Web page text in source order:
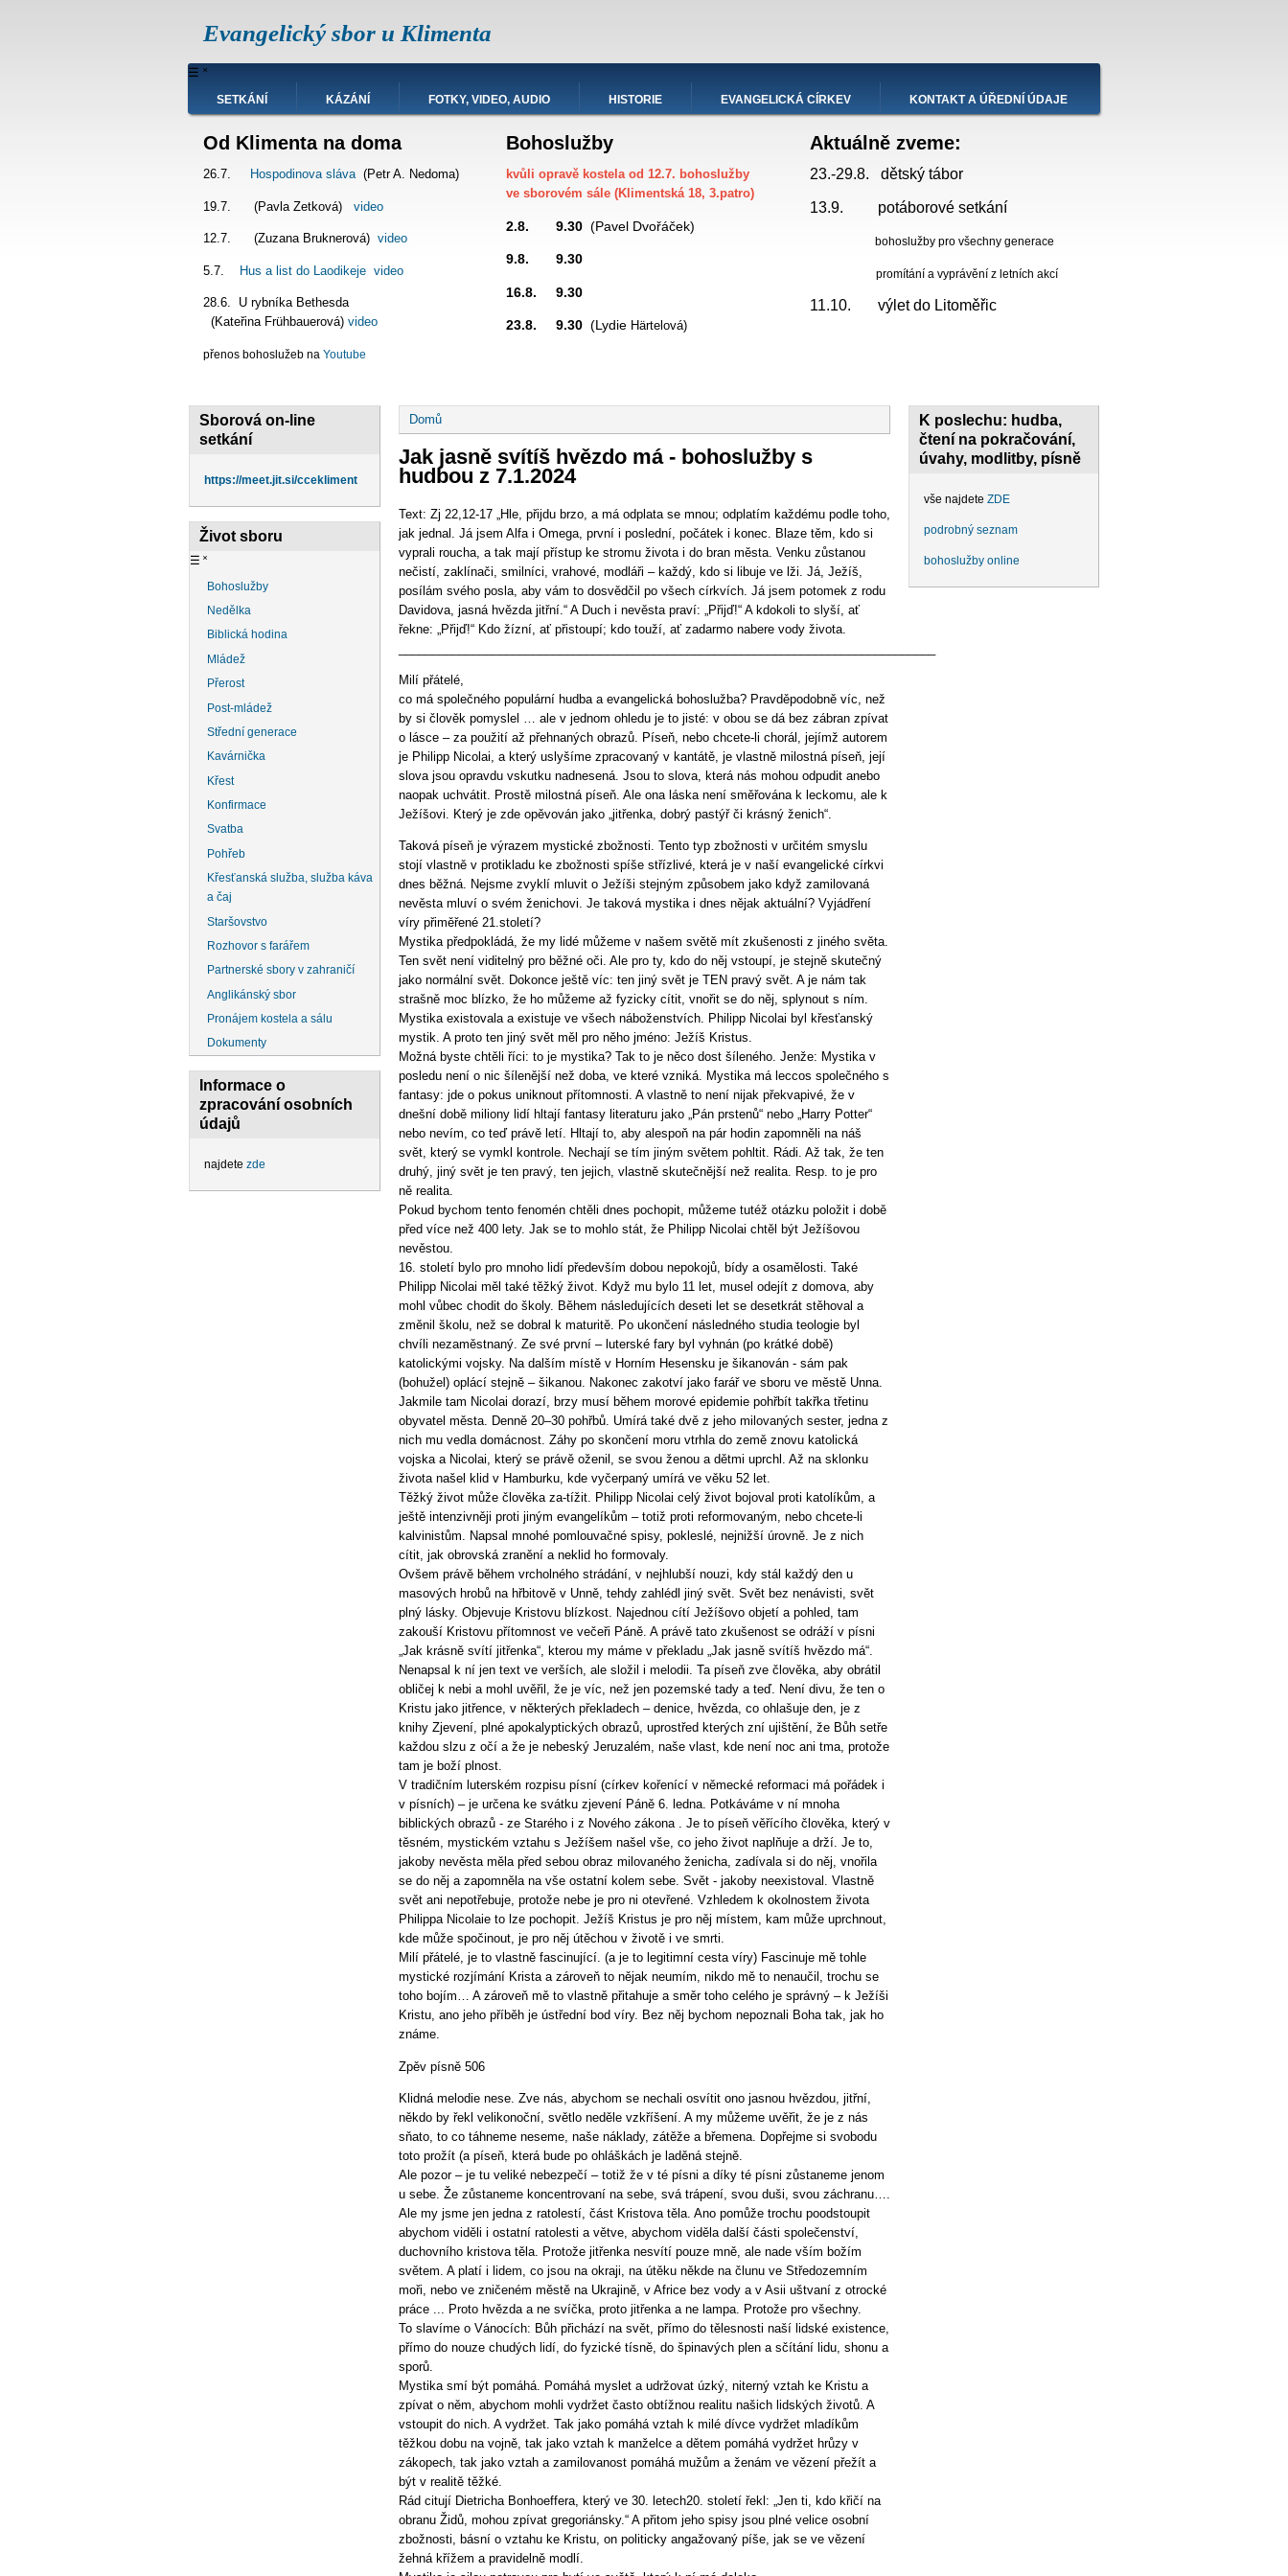
Evangelický sbor u Klimenta
Hlavní
navigace
☰ ˟
SETKÁNÍ KÁZÁNÍ FOTKY, VIDEO, AUDIO HISTORIE EVANGELICKÁ CÍRKEV KONTAKT A ÚŘEDNÍ ÚDAJE
Od Klimenta na doma
26.7. Hospodinova sláva(Petr A. Nedoma)
19.7. (Pavla Zetková) video
12.7. (Zuzana Bruknerová) video
5.7. Hus a list do Laodikeje video
28.6. U rybníka Bethesda
(Kateřina Frühbauerová) video
přenos bohoslužeb na Youtube
Bohoslužby
kvůli opravě kostela od 12.7. bohoslužby
ve sborovém sále (Klimentská 18, 3.patro)
2.8. 9.30 (Pavel Dvořáček)
9.8. 9.30
16.8. 9.30
23.8. 9.30(Lydie Härtelová)
Aktuálně zveme:
23.-29.8. dětský tábor
13.9. potáborové setkání
bohoslužby pro všechny generace
promítání a vyprávění z letních akcí
11.10. výlet do Litoměřic
Drobečková
navigace
Domů
Jak jasně svítíš hvězdo má - bohoslužby s
hudbou z 7.1.2024
Text: Zj 22,12-17 „Hle, přijdu brzo, a má odplata se mnou; odplatím každému podle toho,
jak jednal. Já jsem Alfa i Omega, první i poslední, počátek i konec. Blaze těm, kdo si
vyprali roucha, a tak mají přístup ke stromu života i do bran města. Venku zůstanou
nečistí, zaklínači, smilníci, vrahové, modláři – každý, kdo si libuje ve lži. Já, Ježíš,
posílám svého posla, aby vám to dosvědčil po všech církvích. Já jsem potomek z rodu
Davidova, jasná hvězda jitřní.“ A Duch i nevěsta praví: „Přijď!“ A kdokoli to slyší, ať
řekne: „Přijď!“ Kdo žízní, ať přistoupí; kdo touží, ať zadarmo nabere vody života.
Milí přátelé,
co má společného populární hudba a evangelická bohoslužba? Pravděpodobně víc, než
by si člověk pomyslel … ale v jednom ohledu je to jisté: v obou se dá bez zábran zpívat
o lásce – za použití až přehnaných obrazů. Píseň, nebo chcete-li chorál, jejímž autorem
je Philipp Nicolai, a který uslyšíme zpracovaný v kantátě, je vlastně milostná píseň, její
slova jsou opravdu vskutku nadnesená. Jsou to slova, která nás mohou odpudit anebo
naopak uchvátit. Prostě milostná píseň. Ale ona láska není směřována k leckomu, ale k
Ježíšovi. Který je zde opěvován jako „jitřenka, dobrý pastýř či krásný ženich“.
Taková píseň je výrazem mystické zbožnosti. Tento typ zbožnosti v určitém smyslu
stojí vlastně v protikladu ke zbožnosti spíše střízlivé, která je v naší evangelické církvi
dnes běžná. Nejsme zvyklí mluvit o Ježíši stejným způsobem jako když zamilovaná
nevěsta mluví o svém ženichovi. Je taková mystika i dnes nějak aktuální? Vyjádření
víry přiměřené 21.století?
Mystika předpokládá, že my lidé můžeme v našem světě mít zkušenosti z jiného světa.
Ten svět není viditelný pro běžné oči. Ale pro ty, kdo do něj vstoupí, je stejně skutečný
jako normální svět. Dokonce ještě víc: ten jiný svět je TEN pravý svět. A je nám tak
strašně moc blízko, že ho můžeme až fyzicky cítit, vnořit se do něj, splynout s ním.
Mystika existovala a existuje ve všech náboženstvích. Philipp Nicolai byl křesťanský
mystik. A proto ten jiný svět měl pro něho jméno: Ježíš Kristus.
Možná byste chtěli říci: to je mystika? Tak to je něco dost šíleného. Jenže: Mystika v
posledu není o nic šílenější než doba, ve které vzniká. Mystika má leccos společného s
fantasy: jde o pokus uniknout přítomnosti. A vlastně to není nijak překvapivé, že v
dnešní době miliony lidí hltají fantasy literaturu jako „Pán prstenů“ nebo „Harry Potter“
nebo nevím, co teď právě letí. Hltají to, aby alespoň na pár hodin zapomněli na náš
svět, který se vymkl kontrole. Nechají se tím jiným světem pohltit. Rádi. Až tak, že ten
druhý, jiný svět je ten pravý, ten jejich, vlastně skutečnější než realita. Resp. to je pro
ně realita.
Pokud bychom tento fenomén chtěli dnes pochopit, můžeme tutéž otázku položit i době
před více než 400 lety. Jak se to mohlo stát, že Philipp Nicolai chtěl být Ježíšovou
nevěstou.
16. století bylo pro mnoho lidí především dobou nepokojů, bídy a osamělosti. Také
Philipp Nicolai měl také těžký život. Když mu bylo 11 let, musel odejít z domova, aby
mohl vůbec chodit do školy. Během následujících deseti let se desetkrát stěhoval a
změnil školu, než se dobral k maturitě. Po ukončení následného studia teologie byl
chvíli nezaměstnaný. Ze své první – luterské fary byl vyhnán (po krátké době)
katolickými vojsky. Na dalším místě v Horním Hesensku je šikanován - sám pak
(bohužel) oplácí stejně – šikanou. Nakonec zakotví jako farář ve sboru ve městě Unna.
Jakmile tam Nicolai dorazí, brzy musí během morové epidemie pohřbít takřka třetinu
obyvatel města. Denně 20–30 pohřbů. Umírá také dvě z jeho milovaných sester, jedna z
nich mu vedla domácnost. Záhy po skončení moru vtrhla do země znovu katolická
vojska a Nicolai, který se právě oženil, se svou ženou a dětmi uprchl. Až na sklonku
života našel klid v Hamburku, kde vyčerpaný umírá ve věku 52 let.
Těžký život může člověka za-tížit. Philipp Nicolai celý život bojoval proti katolíkům, a
ještě intenzivněji proti jiným evangelíkům – totiž proti reformovaným, nebo chcete-li
kalvinistům. Napsal mnohé pomlouvačné spisy, pokleslé, nejnižší úrovně. Je z nich
cítit, jak obrovská zranění a neklid ho formovaly.
Ovšem právě během vrcholného strádání, v nejhlubší nouzi, kdy stál každý den u
masových hrobů na hřbitově v Unně, tehdy zahlédl jiný svět. Svět bez nenávisti, svět
plný lásky. Objevuje Kristovu blízkost. Najednou cítí Ježíšovo objetí a pohled, tam
zakouší Kristovu přítomnost ve večeři Páně. A právě tato zkušenost se odráží v písni
„Jak krásně svítí jitřenka“, kterou my máme v překladu „Jak jasně svítíš hvězdo má“.
Nenapsal k ní jen text ve verších, ale složil i melodii. Ta píseň zve člověka, aby obrátil
obličej k nebi a mohl uvěřil, že je víc, než jen pozemské tady a teď. Není divu, že ten o
Kristu jako jitřence, v některých překladech – denice, hvězda, co ohlašuje den, je z
knihy Zjevení, plné apokalyptických obrazů, uprostřed kterých zní ujištění, že Bůh setře
každou slzu z očí a že je nebeský Jeruzalém, naše vlast, kde není noc ani tma, protože
tam je boží plnost.
V tradičním luterském rozpisu písní (církev kořenící v německé reformaci má pořádek i
v písních) – je určena ke svátku zjevení Páně 6. ledna. Potkáváme v ní mnoha
biblických obrazů - ze Starého i z Nového zákona . Je to píseň věřícího člověka, který v
těsném, mystickém vztahu s Ježíšem našel vše, co jeho život naplňuje a drží. Je to,
jakoby nevěsta měla před sebou obraz milovaného ženicha, zadívala si do něj, vnořila
se do něj a zapomněla na vše ostatní kolem sebe. Svět - jakoby neexistoval. Vlastně
svět ani nepotřebuje, protože nebe je pro ni otevřené. Vzhledem k okolnostem života
Philippa Nicolaie to lze pochopit. Ježíš Kristus je pro něj místem, kam může uprchnout,
kde může spočinout, je pro něj útěchou v životě i ve smrti.
Milí přátelé, je to vlastně fascinující. (a je to legitimní cesta víry) Fascinuje mě tohle
mystické rozjímání Krista a zároveň to nějak neumím, nikdo mě to nenaučil, trochu se
toho bojím… A zároveň mě to vlastně přitahuje a směr toho celého je správný – k Ježíši
Kristu, ano jeho příběh je ústřední bod víry. Bez něj bychom nepoznali Boha tak, jak ho
známe.
Zpěv písně 506
Klidná melodie nese. Zve nás, abychom se nechali osvítit ono jasnou hvězdou, jitřní,
někdo by řekl velikonoční, světlo neděle vzkříšení. A my můžeme uvěřit, že je z nás
sňato, to co táhneme neseme, naše náklady, zátěže a břemena. Dopřejme si svobodu
toto prožít (a píseň, která bude po ohláškách je laděná stejně.
Ale pozor – je tu veliké nebezpečí – totiž že v té písni a díky té písni zůstaneme jenom
u sebe. Že zůstaneme koncentrovaní na sebe, svá trápení, svou duši, svou záchranu….
Ale my jsme jen jedna z ratolestí, část Kristova těla. Ano pomůže trochu poodstoupit
abychom viděli i ostatní ratolesti a větve, abychom viděla další části společenství,
duchovního kristova těla. Protože jitřenka nesvítí pouze mně, ale nade vším božím
světem. A platí i lidem, co jsou na okraji, na útěku někde na člunu ve Středozemním
moři, nebo ve zničeném městě na Ukrajině, v Africe bez vody a v Asii uštvaní z otrocké
práce ... Proto hvězda a ne svíčka, proto jitřenka a ne lampa. Protože pro všechny.
To slavíme o Vánocích: Bůh přichází na svět, přímo do tělesnosti naší lidské existence,
přímo do nouze chudých lidí, do fyzické tísně, do špinavých plen a sčítání lidu, shonu a
sporů.
Mystika smí být pomáhá. Pomáhá myslet a udržovat úzký, niterný vztah ke Kristu a
zpívat o něm, abychom mohli vydržet často obtížnou realitu našich lidských životů. A
vstoupit do nich. A vydržet. Tak jako pomáhá vztah k milé dívce vydržet mladíkům
těžkou dobu na vojně, tak jako vztah k manželce a dětem pomáhá vydržet hrůzy v
zákopech, tak jako vztah a zamilovanost pomáhá mužům a ženám ve vězení přežít a
být v realitě těžké.
Rád citují Dietricha Bonhoeffera, který ve 30. letech20. století řekl: „Jen ti, kdo křičí na
obranu Židů, mohou zpívat gregoriánsky.“ A přitom jeho spisy jsou plné velice osobní
zbožnosti, básní o vztahu ke Kristu, on politicky angažovaný píše, jak se ve vězení
žehná křížem a pravidelně modlí.
Sborová on-line
setkání
https://meet.jit.si/ccekliment
Život sboru
☰ ˟
Bohoslužby
Nedělka
Biblická hodina
Mládež
Přerost
Post-mládež
Střední generace
Kavárnička
Křest
Konfirmace
Svatba
Pohřeb
Křesťanská služba, služba káva
a čaj
Staršovstvo
Rozhovor s farářem
Partnerské sbory v zahraničí
Anglikánský sbor
Pronájem kostela a sálu
Dokumenty
Informace o
zpracování osobních
údajů
najdete zde
K poslechu: hudba,
čtení na pokračování,
úvahy, modlitby, písně
vše najdete ZDE
podrobný seznam
bohoslužby online